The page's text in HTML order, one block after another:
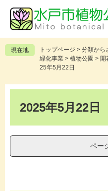
の
先
頭
ー
を
飛
現在地 トップページ > 分類から
緑化事業 > 植物公園 > 開
25年5月22日
2025年5月22日
ペー